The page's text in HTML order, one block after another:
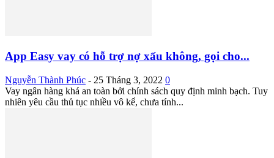
App Easy vay có hỗ trợ nợ xấu không, gọi cho...
Nguyễn Thành Phúc - 25 Tháng 3, 2022 0
Vay ngân hàng khá an toàn bởi chính sách quy định minh bạch. Tuy
nhiên yêu cầu thủ tục nhiều vô kể, chưa tính...